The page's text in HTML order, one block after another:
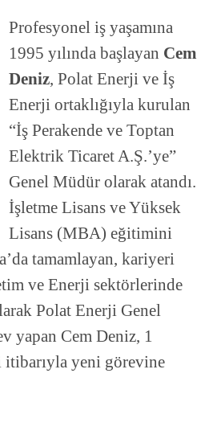
Profesyonel iş yaşamına
1995 yılında başlayan Cem
Deniz, Polat Enerji ve İş
Enerji ortaklığıyla kurulan
“İş Perakende ve Toptan
Elektrik Ticaret A.Ş.’ye”
Genel Müdür olarak atandı.
İşletme Lisans ve Yüksek
Lisans (MBA) eğitimini
tamamlayan, kariyeri
ve Enerji sektörlerinde
Polat Enerji Genel
yapan Cem Deniz, 1
yeni görevine